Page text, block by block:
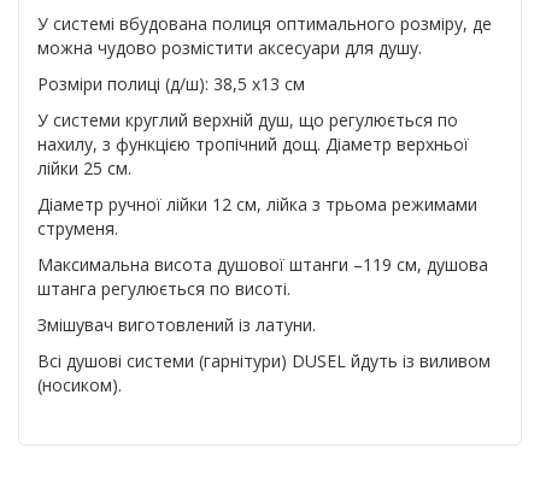
У системі вбудована полиця оптимального розміру, де
можна чудово розмістити аксесуари для душу.
Розміри полиці (д/ш): 38,5 х13 см
У системи круглий верхній душ, що регулюється по
нахилу, з функцією тропічний дощ. Діаметр верхньої
лійки 25 см.
Діаметр ручної лійки 12 см, лійка з трьома режимами
струменя.
Максимальна висота душової штанги –119 см, душова
штанга регулюється по висоті.
Змішувач виготовлений із латуни.
Всі душові системи (гарнітури) DUSEL йдуть із виливом
(носиком).